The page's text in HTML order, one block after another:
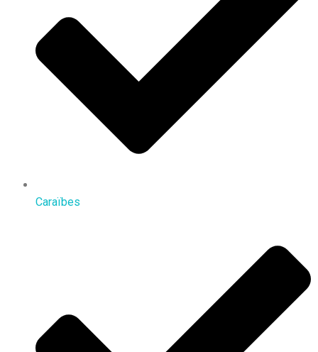
Caraïbes